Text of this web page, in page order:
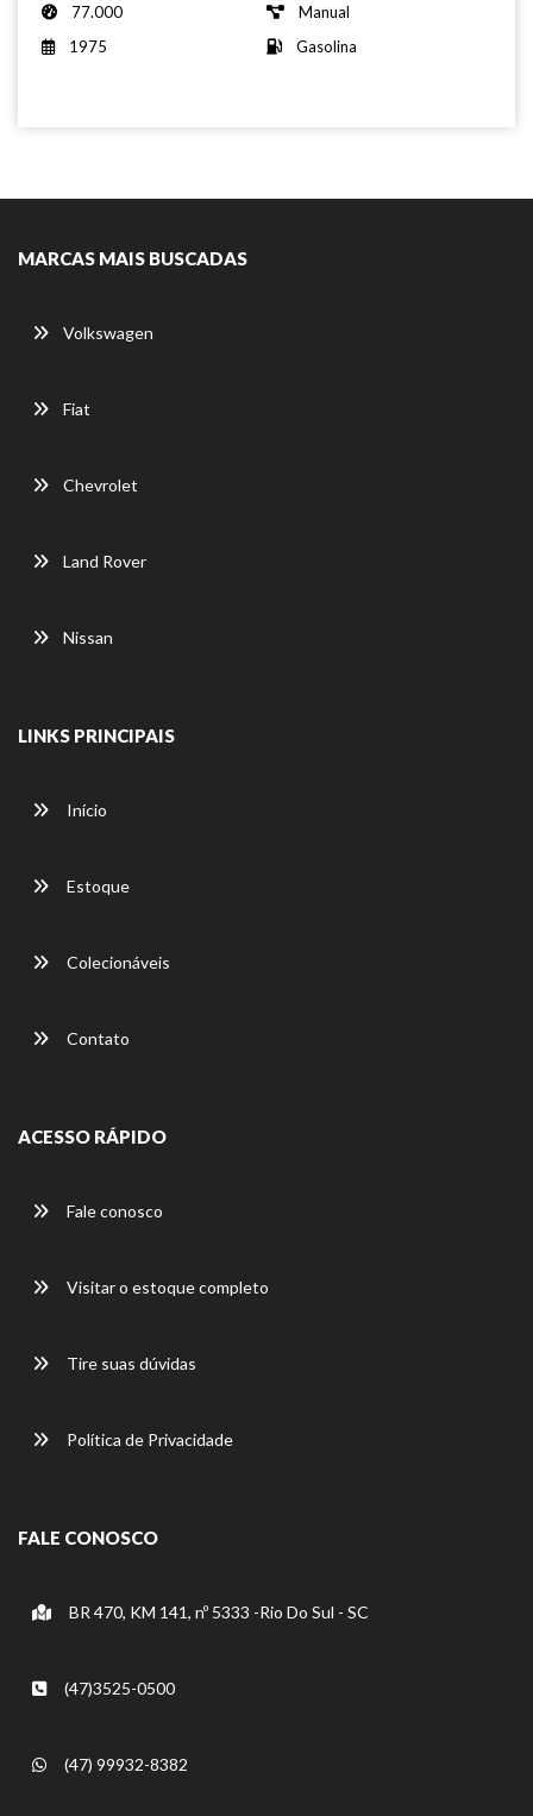
77.000
Manual
1975
Gasolina
MARCAS MAIS BUSCADAS
Volkswagen
Fiat
Chevrolet
Land Rover
Nissan
LINKS PRINCIPAIS
Início
Estoque
Colecionáveis
Contato
ACESSO RÁPIDO
Fale conosco
Visitar o estoque completo
Tire suas dúvidas
Política de Privacidade
FALE CONOSCO
BR 470, KM 141, nº 5333 -Rio Do Sul - SC
(47)3525-0500
(47) 99932-8382